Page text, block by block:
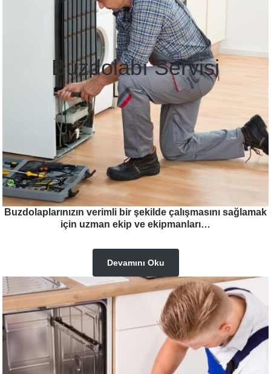
Buzdolabı Servisi
Buzdolaplarınızın verimli bir şekilde çalışmasını sağlamak
için uzman ekip ve ekipmanları…
Devamını Oku